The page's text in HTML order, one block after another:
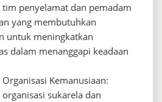
tim penyelamat dan pemadam
yang membutuhkan
untuk meningkatkan
dalam menanggapi keadaan
Kemanusiaan:
sukarela dan